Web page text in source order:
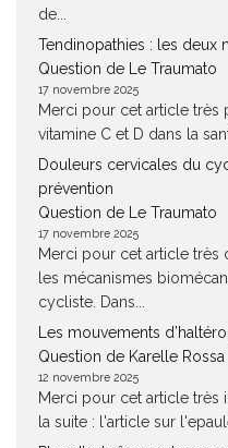
de...
Tendinopathies : les deux
Question de Le Traumato
17 novembre 2025
Merci pour cet article très
vitamine C et D dans la
Douleurs cervicales du
prévention
Question de Le Traumato
17 novembre 2025
Merci pour cet article très
les mécanismes
cycliste. Dans...
Les mouvements
Question de Karelle Rossa
12 novembre 2025
Merci pour cet article très
la suite : l'article sur